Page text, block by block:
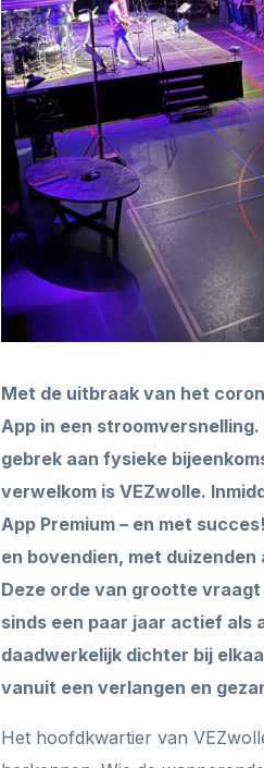
Met de uitbraak van het
App in een
gebrek aan fysieke
verwelkom is VEZwolle.
App Premium – en met
en bovendien, met
Deze orde van grootte
sinds een paar jaar actief als
daadwerkelijk dichter bij
vanuit een verlangen en
Het hoofdkwartier van